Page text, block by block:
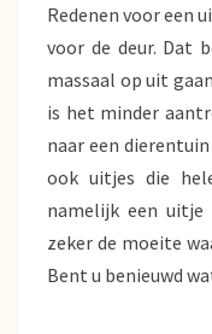
Redenen voor een
voor de deur. Dat
massaal op uit
is het minder
naar een
ook uitjes die
namelijk een
zeker de moeite
Bent u benieuwd